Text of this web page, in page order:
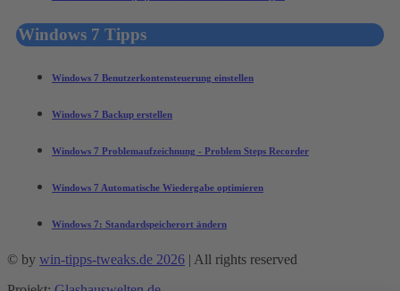
Windows 7 Tipps
Windows 7 Benutzerkontensteuerung einstellen
Windows 7 Backup erstellen
Windows 7 Problemaufzeichnung - Problem Steps Recorder
Windows 7 Automatische Wiedergabe optimieren
Windows 7: Standardspeicherort ändern
© by win-tipps-tweaks.de 2026 | All rights reserved